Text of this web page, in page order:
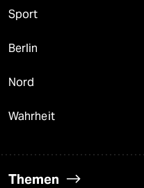
Sport
Berlin
Nord
Wahrheit
Themen